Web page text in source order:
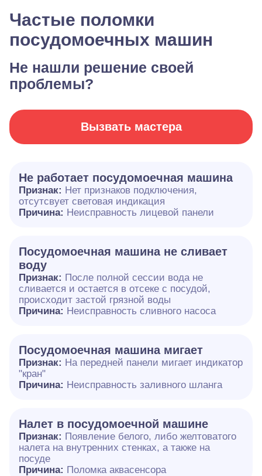
Частые поломки
посудомоечных машин
Не нашли решение своей
проблемы?
Вызвать мастера
Не работает посудомоечная машина
Признак: Нет признаков подключения,
отсутсвует световая индикация
Причина: Неисправность лицевой панели
Посудомоечная машина не сливает
воду
Признак: После полной сессии вода не
сливается и остается в отсеке с посудой,
происходит застой грязной воды
Причина: Неисправность сливного насоса
Посудомоечная машина мигает
Признак: На передней панели мигает индикатор
"кран"
Причина: Неисправность заливного шланга
Налет в посудомоечной машине
Признак: Появление белого, либо желтоватого
налета на внутренних стенках, а также на
посуде
Причина: Поломка аквасенсора